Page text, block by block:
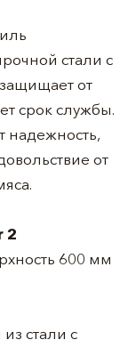
стали с
от
срок службы.
надежность,
от
2
600 мм
стали с